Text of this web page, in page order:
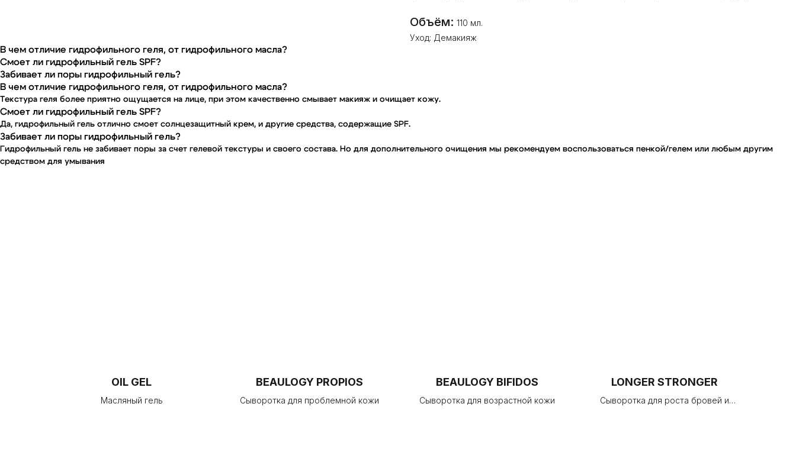
Объём: 110 мл.
Уход: Демакияж
В чем отличие гидрофильного геля, от гидрофильного масла?
Смоет ли гидрофильный гель SPF?
Забивает ли поры гидрофильный гель?
В чем отличие гидрофильного геля, от гидрофильного масла?
Текстура геля более приятно ощущается на лице, при этом качественно смывает макияж и очищает кожу.
Смоет ли гидрофильный гель SPF?
Да, гидрофильный гель отлично смоет солнцезащитный крем, и другие средства, содержащие SPF.
Забивает ли поры гидрофильный гель?
Гидрофильный гель не забивает поры за счет гелевой текстуры и своего состава. Но для дополнительного очищения мы рекомендуем воспользоваться пенкой/гелем или любым другим
средством для умывания
OIL GEL
Масляный гель
BEAULOGY PROPIOS
Сыворотка для проблемной кожи
BEAULOGY BIFIDOS
Сыворотка для возрастной кожи
LONGER STRONGER
Сыворотка для роста бровей и